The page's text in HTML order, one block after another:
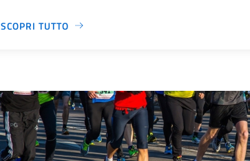
SCOPRI TUTTO